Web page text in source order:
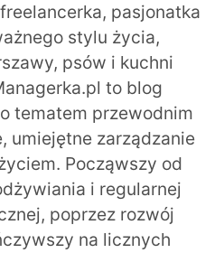
pasjonatka
stylu życia,
psów i kuchni
to blog
tematem przewodnim
umiejętne zarządzanie
Począwszy od
i regularnej
poprzez rozwój
na licznych